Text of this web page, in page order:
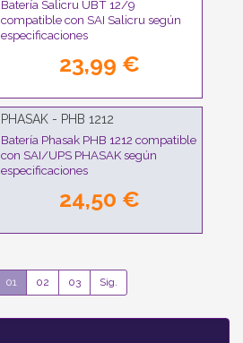
Batería Salicru UBT 12/9
compatible con SAI Salicru según
especificaciones
23,99 €
PHASAK - PHB 1212
Batería Phasak PHB 1212 compatible
con SAI/UPS PHASAK según
especificaciones
24,50 €
01 02 03 Sig.